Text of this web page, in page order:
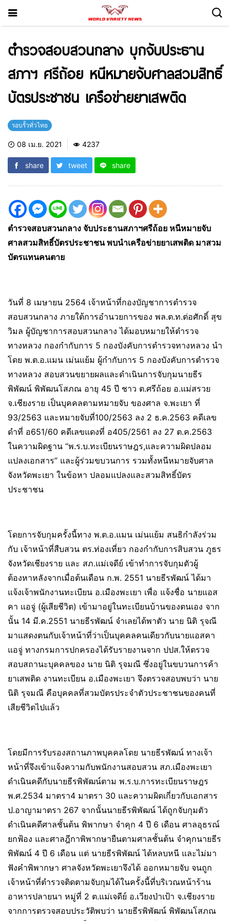
ตำรวจสอบสวนกลาง บุกจับประธาน
สภาฯ ศรีถ้อย หนีหมายจับศาลสวมสิทธิ์
บัตรประชาชน เครือข่ายยาเสพติด
รอบรั้วทั่วไทย
08 เม.ย. 2021 4237
share tweet share
ตำรวจสอบสวนกลาง จับประธานสภาฯศรีถ้อย หนีหมายจับ
ศาลสวมสิทธิ์บัตรประชาชน พบนำเครือข่ายยาเสพติด มาสวม
บัตรแทนคนตาย
วันที่ 8 เมษายน 2564 เจ้าหน้าที่กองบัญชาการตำรวจ
สอบสวนกลาง ภายใต้การอำนวยการของ พล.ต.ท.ต่อศักดิ์ สุข
วิมล ผู้บัญชาการสอบสวนกลาง ได้มอบหมายให้ตำรวจ
ทางหลวง กองกำกับการ 5 กองบังคับการตำรวจทางหลวง นำ
โดย พ.ต.อ.แมน เม่นแย้ม ผู้กำกับการ 5 กองบังคับการตำรวจ
ทางหลวง สอบสวนขยายผลและดำเนินการจับกุมนายธีร
พิพัฒน์ พิพัฒนโสภณ อายุ 45 ปี ชาว ต.ศรีถ้อย อ.แม่สรวย
จ.เชียงราย เป็นบุคคลตามหมายจับ ของศาล จ.พะเยา ที่
93/2563 และหมายจับที่100/2563 ลง 2 ธ.ค.2563 คดีเลข
ดำที่ อ651/60 คดีเลขแดงที่ อ405/2561 ลง 27 ต.ค.2563
ในความผิดฐาน “พ.ร.บ.ทะเบียนราษฎร,และความผิดปลอม
แปลงเอกสาร” และผู้ร่วมขบวนการ รวมทั้งหนีหมายจับศาล
จังหวัดพะเยา ในข้อหา ปลอมแปลงและสวมสิทธิ์บัตร
ประชาชน
โดยการจับกุมครั้งนี้ทาง พ.ต.อ.แมน เม่นแย้ม สนธิกำลังร่วม
กับ เจ้าหน้าที่สืบสวน ตร.ท่องเที่ยว กองกำกับการสิบสวน ภูธร
จังหวัดเชียงราย และ สภ.แม่เจดีย์ เข้าทำการจับกุมตัวผู้
ต้องหาหลังจากเมื่อต้นเดือน ก.พ. 2551 นายธีรพัฒน์ ได้มา
แจ้งเจ้าพนักงานทะเบียน อ.เมืองพะเยา เพื่อ แจ้งชื่อ นายแอส
คา แอจู่ (ผู้เสียชีวิต) เข้ามาอยู่ในทะเบียนบ้านของตนเอง จาก
นั้น 14 มี.ค.2551 นายธีรพัฒน์ จำเลยได้พาตัว นาย นิติ รุจณี
มาแสดงตนกับเจ้าหน้าที่ว่าเป็นบุคคลคนเดียวกับนายแอสคา
แอจู่ ทางกรมการปกครองได้รับรายงานจาก ปปส.ให้ตรวจ
สอบสถานะบุคคลของ นาย นิติ รุจมณี ซึ่งอยู่ในขบวนการค้า
ยาเสพติด งานทะเบียน อ.เมืองพะเยา จึงตรวจสอบพบว่า นาย
นิติ รุจมณี คือบุคคลที่สวมบัตรประจำตัวประชาชนของคนที่
เสียชีวิตไปแล้ว
โดยมีการรับรองสถานภาพบุคคลโดย นายธีรพัฒน์ ทางเจ้า
หน้าที่จึงเข้าแจ้งความกับพนักงานสอบสวน สภ.เมืองพะเยา
ดำเนินคดีกับนายธีรพิพัฒน์ตาม พ.ร.บ.การทะเบียนราษฎร
พ.ศ.2534 มาตรา4 มาตรา 30 และความผิดเกี่ยวกับเอกสาร
ป.อาญามาตรา 267 จากนั้นนายธีรพิพัฒน์ ได้ถูกจับกุมตัว
ดำเนินคดีศาลชั้นต้น พิพากษา จำคุก 4 ปี 6 เดือน ศาลอุธรณ์
ยกฟ้อง และศาลฎีกาพิพากษายืนตามศาลชั้นต้น จำคุกนายธีร
พิพัฒน์ 4 ปี 6 เดือน แต่ นายธีรพิพัฒน์ ได้หลบหนี และไม่มา
ฟังคำพิพากษา ศาลจังหวัดพะเยาจึงได้ ออกหมายจับ จนถูก
เจ้าหน้าที่ตำรวจติดตามจับกุมได้ในครั้งนี้ที่บริเวณหน้าร้าน
อาหารปลายนา หมู่ที่ 2 ต.แม่เจดีย์ อ.เวียงป่าเป้า จ.เชียงราย
จากการตรวจสอบประวัติพบว่า นายธีรพิพัฒน์ พิพัฒนโสภณ